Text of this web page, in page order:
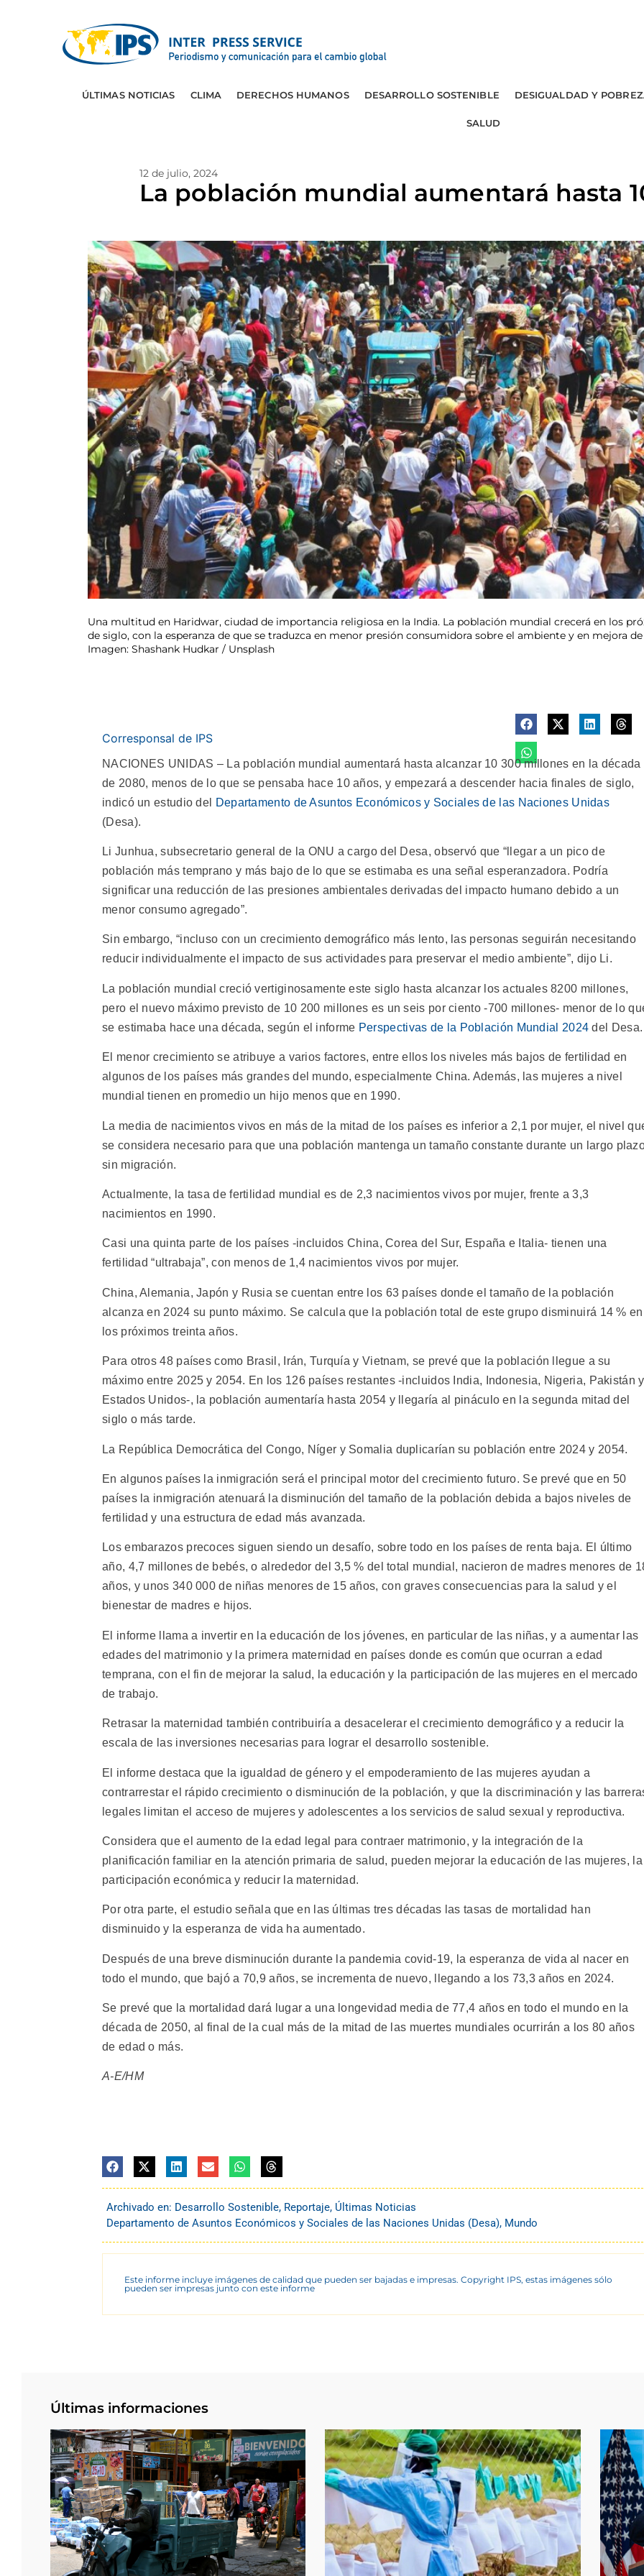
ÚLTIMAS NOTICIAS CLIMA DERECHOS HUMANOS DESARROLLO SOSTENIBLE DESIGUALDAD Y
SALUD
12 de julio, 2024
La población mundial aumentará hasta
Una multitud en Haridwar, ciudad de importancia religiosa en la India. La población mundial crecerá en los
de siglo, con la esperanza de que se traduzca en menor presión consumidora sobre el ambiente y en mejora
Imagen: Shashank Hudkar / Unsplash
Corresponsal de IPS
NACIONES UNIDAS – La población mundial aumentará hasta alcanzar 10 300 millones en la década
de 2080, menos de lo que se pensaba hace 10 años, y empezará a descender hacia finales de siglo,
indicó un estudio del
Departamento de Asuntos Económicos y Sociales de las Naciones Unidas
(Desa).
Li Junhua, subsecretario general de la ONU a cargo del Desa, observó que “llegar a un pico de
población más temprano y más bajo de lo que se estimaba es una señal esperanzadora. Podría
significar una reducción de las presiones ambientales derivadas del impacto humano debido a un
menor consumo agregado”.
Sin embargo, “incluso con un crecimiento demográfico más lento, las personas seguirán necesitando
reducir individualmente el impacto de sus actividades para preservar el medio ambiente”, dijo Li.
La población mundial creció vertiginosamente este siglo hasta alcanzar los actuales 8200 millones,
pero el nuevo máximo previsto de 10 200 millones es un seis por ciento -700 millones- menor de lo
se estimaba hace una década, según el informe Perspectivas de la Población Mundial 2024 del Desa.
El menor crecimiento se atribuye a varios factores, entre ellos los niveles más bajos de fertilidad en
algunos de los países más grandes del mundo, especialmente China. Además, las mujeres a nivel
mundial tienen en promedio un hijo menos que en 1990.
La media de nacimientos vivos en más de la mitad de los países es inferior a 2,1 por mujer, el nivel
se considera necesario para que una población mantenga un tamaño constante durante un largo
sin migración.
Actualmente, la tasa de fertilidad mundial es de 2,3 nacimientos vivos por mujer, frente a 3,3
nacimientos en 1990.
Casi una quinta parte de los países -incluidos China, Corea del Sur, España e Italia- tienen una
fertilidad “ultrabaja”, con menos de 1,4 nacimientos vivos por mujer.
China, Alemania, Japón y Rusia se cuentan entre los 63 países donde el tamaño de la población
alcanza en 2024 su punto máximo. Se calcula que la población total de este grupo disminuirá 14 % en
los próximos treinta años.
Para otros 48 países como Brasil, Irán, Turquía y Vietnam, se prevé que la población llegue a su
máximo entre 2025 y 2054. En los 126 países restantes -incluidos India, Indonesia, Nigeria, Pakistán y
Estados Unidos-, la población aumentaría hasta 2054 y llegaría al pináculo en la segunda mitad del
siglo o más tarde.
La República Democrática del Congo, Níger y Somalia duplicarían su población entre 2024 y 2054.
En algunos países la inmigración será el principal motor del crecimiento futuro. Se prevé que en 50
países la inmigración atenuará la disminución del tamaño de la población debida a bajos niveles de
fertilidad y una estructura de edad más avanzada.
Los embarazos precoces siguen siendo un desafío, sobre todo en los países de renta baja. El último
año, 4,7 millones de bebés, o alrededor del 3,5 % del total mundial, nacieron de madres menores de
años, y unos 340 000 de niñas menores de 15 años, con graves consecuencias para la salud y el
bienestar de madres e hijos.
El informe llama a invertir en la educación de los jóvenes, en particular de las niñas, y a aumentar las
edades del matrimonio y la primera maternidad en países donde es común que ocurran a edad
temprana, con el fin de mejorar la salud, la educación y la participación de las mujeres en el mercado
de trabajo.
Retrasar la maternidad también contribuiría a desacelerar el crecimiento demográfico y a reducir la
escala de las inversiones necesarias para lograr el desarrollo sostenible.
El informe destaca que la igualdad de género y el empoderamiento de las mujeres ayudan a
contrarrestar el rápido crecimiento o disminución de la población, y que la discriminación y las
legales limitan el acceso de mujeres y adolescentes a los servicios de salud sexual y reproductiva.
Considera que el aumento de la edad legal para contraer matrimonio, y la integración de la
planificación familiar en la atención primaria de salud, pueden mejorar la educación de las mujeres, la
participación económica y reducir la maternidad.
Por otra parte, el estudio señala que en las últimas tres décadas las tasas de mortalidad han
disminuido y la esperanza de vida ha aumentado.
Después de una breve disminución durante la pandemia covid-19, la esperanza de vida al nacer en
todo el mundo, que bajó a 70,9 años, se incrementa de nuevo, llegando a los 73,3 años en 2024.
Se prevé que la mortalidad dará lugar a una longevidad media de 77,4 años en todo el mundo en la
década de 2050, al final de la cual más de la mitad de las muertes mundiales ocurrirán a los 80 años
de edad o más.
A-E/HM
Archivado en: Desarrollo Sostenible, Reportaje, Últimas Noticias
Departamento de Asuntos Económicos y Sociales de las Naciones Unidas (Desa), Mundo
Este informe incluye imágenes de calidad que pueden ser bajadas e impresas. Copyright IPS, estas imágenes sólo
pueden ser impresas junto con este informe
Últimas informaciones